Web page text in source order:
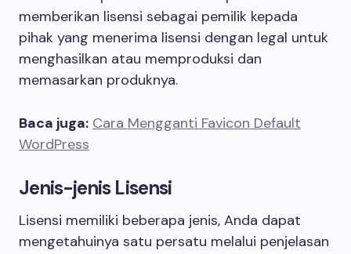
memberikan lisensi sebagai pemilik kepada
pihak yang menerima lisensi dengan legal untuk
menghasilkan atau memproduksi dan
memasarkan produknya.
Baca juga: Cara Mengganti Favicon Default
WordPress
Jenis-jenis Lisensi
Lisensi memiliki beberapa jenis, Anda dapat
mengetahuinya satu persatu melalui penjelasan